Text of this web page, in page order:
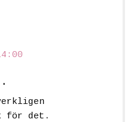
för det.